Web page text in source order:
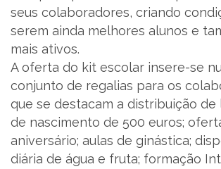
seus colaboradores, criando
serem ainda melhores alunos e
mais ativos.
A oferta do kit escolar insere-se
conjunto de regalias para os
que se destacam a distribuição de
de nascimento de 500 euros;
aniversário; aulas de ginástica;
diária de água e fruta; formação